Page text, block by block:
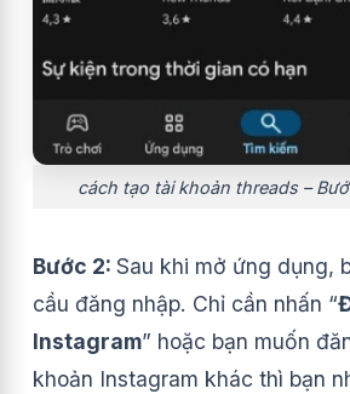
cách tạo tài khoản threads –
Bước 2: Sau khi mở ứng dụng,
cầu đăng nhập. Chỉ cần nhấn “
Instagram” hoặc bạn muốn
khoản Instagram khác thì bạn